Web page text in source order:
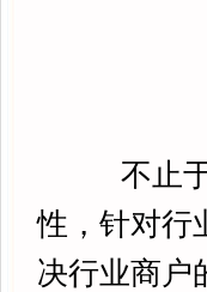
不止于
性，针对行
决行业商户